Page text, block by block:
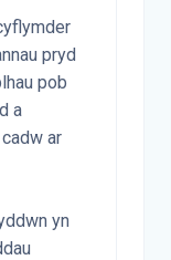
pryd
pob
a
ar
yn